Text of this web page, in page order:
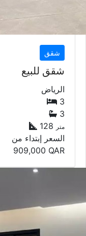
شقق
شقق للبيع
الرياض
3
3
128 متر
السعر إبتداء من
909,000 QAR